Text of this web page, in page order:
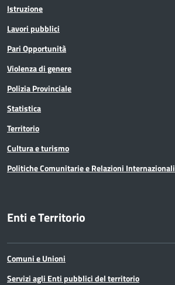
Istruzione
Lavori pubblici
Pari Opportunità
Violenza di genere
Polizia Provinciale
Statistica
Territorio
Cultura e turismo
Politiche Comunitarie e Relazioni Internazionali
Enti e Territorio
Comuni e Unioni
Servizi agli Enti pubblici del territorio